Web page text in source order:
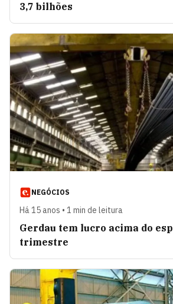
3,7 bilhões
NEGÓCIOS
Há 15 anos • 1 min de leitura
Gerdau tem lucro acima do
trimestre